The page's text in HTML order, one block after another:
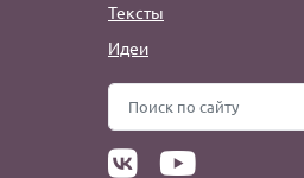
Тексты
Идеи